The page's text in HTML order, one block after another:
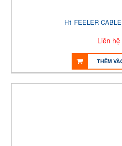
H1 FEELER
Liên hệ
THÊM